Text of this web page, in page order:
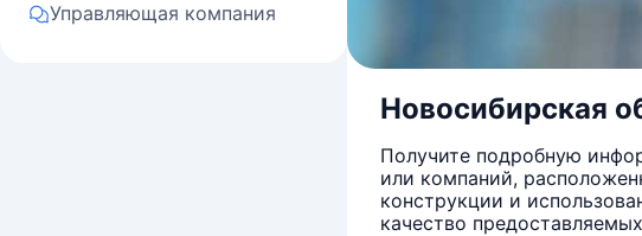
Управляющая компания
Новосибирская
Получите подробную
или компаний,
конструкции и
качество